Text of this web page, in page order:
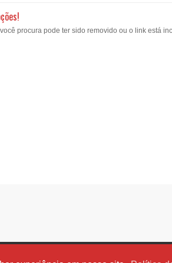
procura pode ter sido removido ou o link está